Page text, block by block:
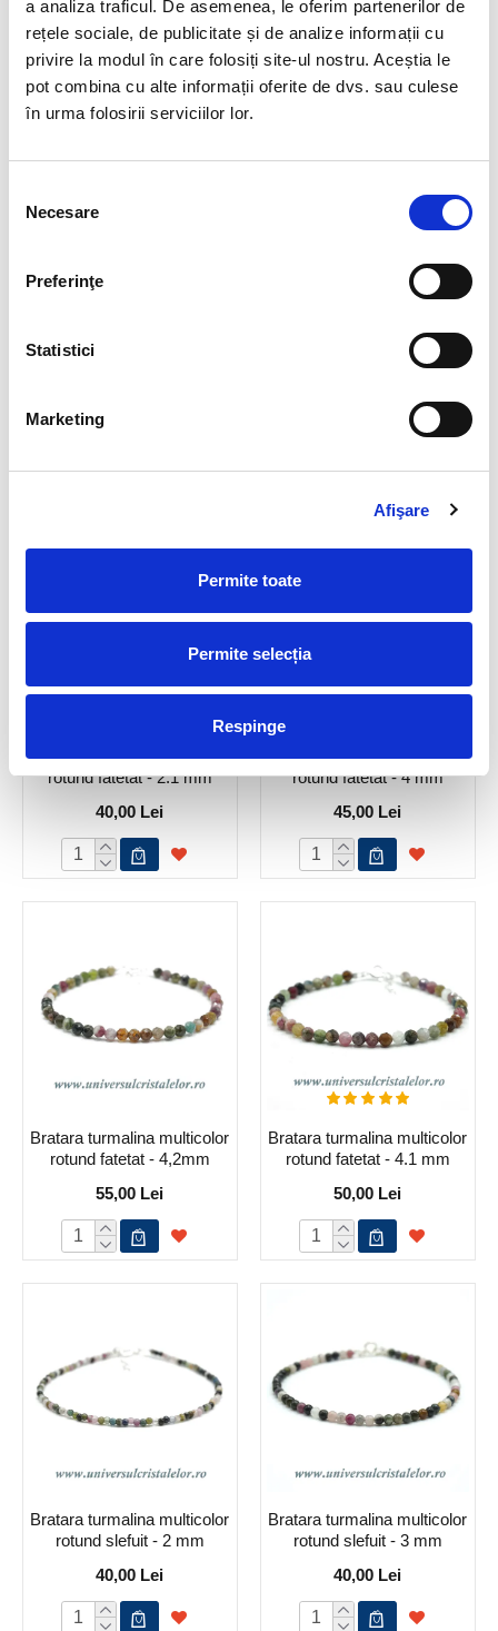
a analiza traficul. De asemenea, le oferim partenerilor de
rețele sociale, de publicitate și de analize informații cu
privire la modul în care folosiți site-ul nostru. Aceștia le
pot combina cu alte informații oferite de dvs. sau culese
în urma folosirii serviciilor lor.
consimțământului
Necesare
Preferinţe
Statistici
Marketing
Afişare
Permite toate
Permite selecția
Respinge
rotund fatetat- 2,5mm
cub fatetat - 2.5 mm
60,00 Lei
Bratara turmalina multicolor
Bratara turmalina multicolor
rotund fatetat - 2.1 mm
40,00 Lei
Bratara turmalina multicolor
rotund fatetat - 4 mm
45,00 Lei
Bratara turmalina multicolor
rotund fatetat - 4,2mm
55,00 Lei
Bratara turmalina multicolor
rotund fatetat - 4.1 mm
50,00 Lei
Bratara turmalina multicolor
rotund slefuit - 2 mm
40,00 Lei
Bratara turmalina multicolor
rotund slefuit - 3 mm
40,00 Lei